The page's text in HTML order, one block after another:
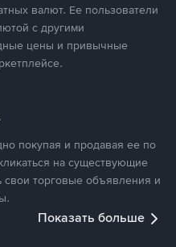
валют. Ее пользователи
с другими
цены и привычные
покупая и продавая ее по
на существующие
свои торговые объявления и
Показать больше